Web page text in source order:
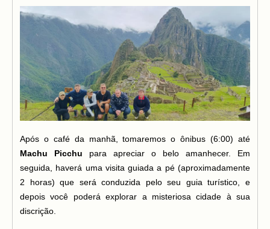
Após o café da manhã, tomaremos o ônibus (6:00) até
Machu Picchu para apreciar o belo amanhecer. Em
seguida, haverá uma visita guiada a pé (aproximadamente
2 horas) que será conduzida pelo seu guia turístico, e
depois você poderá explorar a misteriosa cidade à sua
discrição.